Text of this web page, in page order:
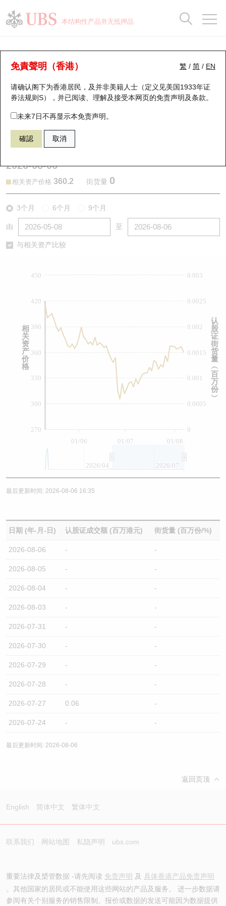
本结构性产品并无抵押品
繁 / 简 / EN
免責聲明（香港）
请确认阁下为香港居民，及并非美籍人士（定义见美国1933年证
券法规则S），并已阅读、理解及接受本网页的免责声明及条款。
未来7日不再显示本免责声明。
確認 取消
认股证分析仪
表现 街货统计 比较
20220 瑞银认沽 9961 携程集团Ｓ
2026-08-06
相关资产价格 360.2 街货量 0
3个月 6个月 9个月
由 至
与相关资产比较
01/07
01/06 01/08
0
0.0005
0.001
0.0015
0.002
0.0025
0.003
300
450
270
330
360
390
420
2026/04 2026/07
认
股
证
街
货
量
︵
百
万
份
︶
相
关
资
产
价
格
最后更新时间: 2026-08-06 16:35
日期 (年-月-日) 认股证成交额 (百万港元) 街货量 (百万份/%)
2026-08-06 - -
2026-08-05 - -
2026-08-04 - -
2026-08-03 - -
2026-07-31 - -
2026-07-30 - -
2026-07-29 - -
2026-07-28 - -
2026-07-27 0.06 -
2026-07-24 - -
最后更新时间: 2026-08-06
返回页顶
English 简体中文 繁体中文
联系我们 网站地图 私隐声明 ubs.com
重要法律及槼管数据 -请先阅读 免责声明 及 具体香港产品免责声明
。其他国家的居民或不能使用这些网站的产品及服务。 进一步数据请
参阅有关个别服务的销售限制。报价或数据的发送可能因为数据提供
瑞银认股证一览
新发行瑞银认股证
即将到期认股证
认股证到期结算价查找
认股证分析仪
认股证/牛熊证日志
街货统计
比较
牛熊全景快搜
牛熊证搜寻
牛熊证街货分布图
正股牛熊证列表
新发行瑞银牛熊证
牛熊证到期结算价查找
牛熊证文件及公告
牛熊证文件及公告 (瑞信)
街货统计
比较
十大升幅/跌幅
十大认股证成交分布
十天股证占大市成交
资金流
街货统计
正股分析仪
二十大活跃股份
恒指成份股
国指成份股
科指成份股
中资ETFs溢价比较
收市竞价变化
持股比重
显示所有持股比重
每月轮证大市专题
轮证专栏
讲座及教育短片
认股证投资者教育
牛熊证投资者教育